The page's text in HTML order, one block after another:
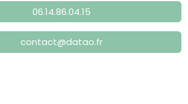
06.14.86.04.15
contact@datao.fr